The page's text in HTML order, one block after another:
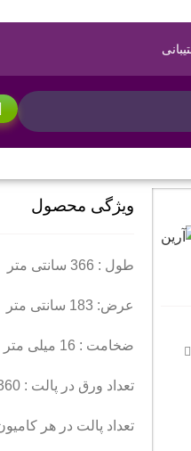
ویژگی محصول
طول : 366 سانتی متر
عرض: 183 سانتی متر
ضخامت : 16 میلی متر
تعداد ورق در پالت : 360 ورق
تعداد پالت در هر کامیون : 20